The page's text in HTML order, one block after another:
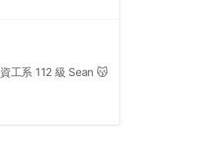
資工系 112 級 Sean 😽